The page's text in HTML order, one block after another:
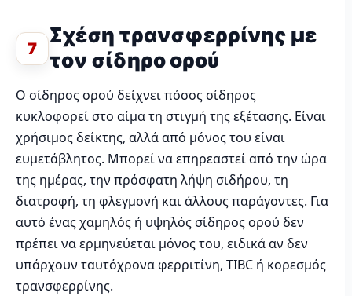
7
Σχέση τρανσφερρίνης με
τον σίδηρο ορού
Ο σίδηρος ορού δείχνει πόσος σίδηρος
κυκλοφορεί στο αίμα τη στιγμή της εξέτασης. Είναι
χρήσιμος δείκτης, αλλά από μόνος του είναι
ευμετάβλητος. Μπορεί να επηρεαστεί από την ώρα
της ημέρας, την πρόσφατη λήψη σιδήρου, τη
διατροφή, τη φλεγμονή και άλλους παράγοντες. Για
αυτό ένας χαμηλός ή υψηλός σίδηρος ορού δεν
πρέπει να ερμηνεύεται μόνος του, ειδικά αν δεν
υπάρχουν ταυτόχρονα φερριτίνη, TIBC ή κορεσμός
τρανσφερρίνης.